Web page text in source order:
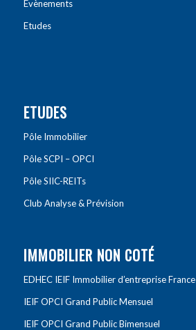
Évènements
Etudes
ETUDES
Pôle Immobilier
Pôle SCPI – OPCI
Pôle SIIC-REITs
Club Analyse & Prévision
IMMOBILIER NON COTÉ
EDHEC IEIF Immobilier d’entreprise France
IEIF OPCI Grand Public Mensuel
IEIF OPCI Grand Public Bimensuel